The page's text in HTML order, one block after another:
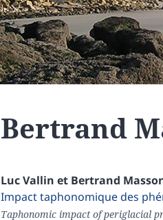
Bertrand
LucVallin et Bertrand
Impact taphonomique des
Taphonomic impact of periglacial